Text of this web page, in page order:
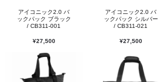
アイコニック2.0 バ
ックパック ブラック
/ CB311-001
¥27,500
アイコニック2.0 バ
ックパック シルバー
/ CB311-021
¥27,500